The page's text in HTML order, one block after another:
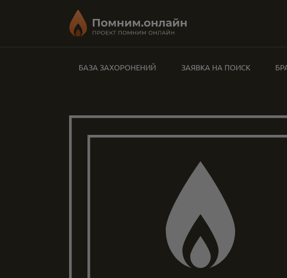
БАЗА ЗАХОРОНЕНИЙ ЗАЯВКА НА ПОИСК